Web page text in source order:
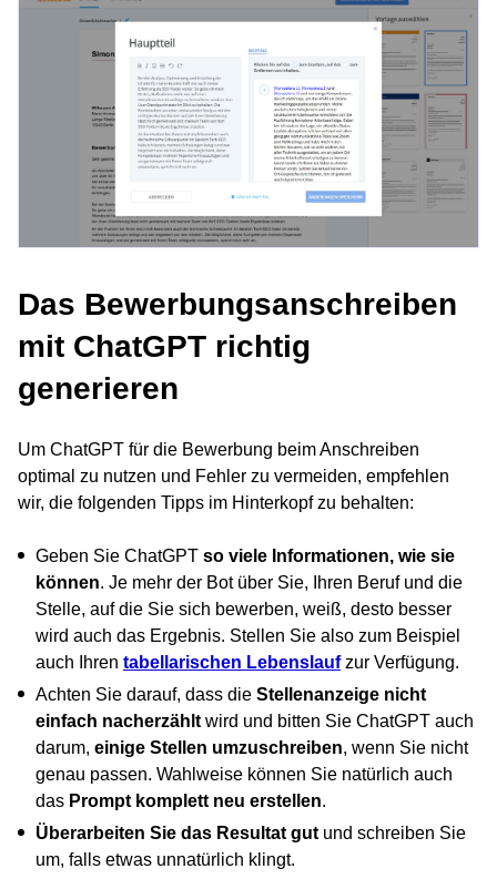
Das Bewerbungsanschreiben
mit ChatGPT richtig
generieren
Um ChatGPT für die Bewerbung beim Anschreiben
optimal zu nutzen und Fehler zu vermeiden, empfehlen
wir, die folgenden Tipps im Hinterkopf zu behalten:
Geben Sie ChatGPT so viele Informationen, wie sie
können. Je mehr der Bot über Sie, Ihren Beruf und die
Stelle, auf die Sie sich bewerben, weiß, desto besser
wird auch das Ergebnis. Stellen Sie also zum Beispiel
auch Ihren tabellarischen Lebenslaufzur Verfügung.
Achten Sie darauf, dass die Stellenanzeige nicht
einfach nacherzählt wird und bitten Sie ChatGPT auch
darum, einige Stellen umzuschreiben, wenn Sie nicht
genau passen. Wahlweise können Sie natürlich auch
das Prompt komplett neu erstellen.
Überarbeiten Sie das Resultat gut und schreiben Sie
um, falls etwas unnatürlich klingt.